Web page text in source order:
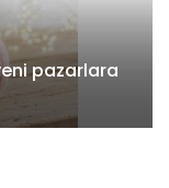
pazarlara